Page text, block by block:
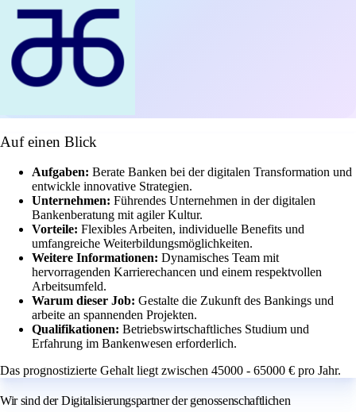
Auf einen Blick
Aufgaben: Berate Banken bei der digitalen Transformation und
entwickle innovative Strategien.
Unternehmen: Führendes Unternehmen in der digitalen
Bankenberatung mit agiler Kultur.
Vorteile: Flexibles Arbeiten, individuelle Benefits und
umfangreiche Weiterbildungsmöglichkeiten.
Weitere Informationen: Dynamisches Team mit
hervorragenden Karrierechancen und einem respektvollen
Arbeitsumfeld.
Warum dieser Job: Gestalte die Zukunft des Bankings und
arbeite an spannenden Projekten.
Qualifikationen: Betriebswirtschaftliches Studium und
Erfahrung im Bankenwesen erforderlich.
Das prognostizierte Gehalt liegt zwischen 45000 - 65000 € pro Jahr.
Wir sind der Digitalisierungspartner der genossenschaftlichen